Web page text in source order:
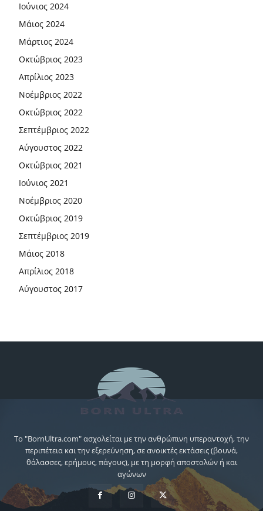
Ιούνιος 2024
Μάιος 2024
Μάρτιος 2024
Οκτώβριος 2023
Απρίλιος 2023
Νοέμβριος 2022
Οκτώβριος 2022
Σεπτέμβριος 2022
Αύγουστος 2022
Οκτώβριος 2021
Ιούνιος 2021
Νοέμβριος 2020
Οκτώβριος 2019
Σεπτέμβριος 2019
Μάιος 2018
Απρίλιος 2018
Αύγουστος 2017
Το "BornUltra.com" ασχολείται με την ανθρώπινη υπεραντοχή, την
περιπέτεια και την εξερεύνηση, σε ανοικτές εκτάσεις (βουνά,
θάλασσες, ερήμους, πάγους), με τη μορφή αποστολών ή και
αγώνων